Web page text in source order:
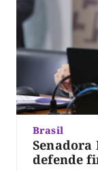
Brasil
Senadora
defende